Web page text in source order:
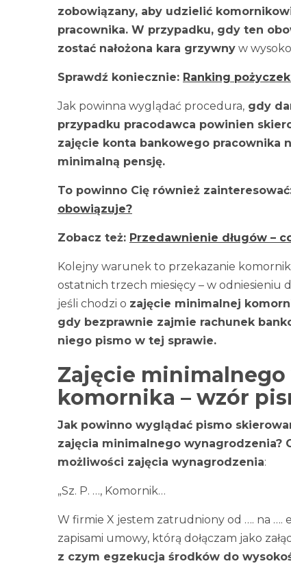
zobowiązany, aby udzielić
pracownika. W przypadku, gdy ten
zostać nałożona kara grzywny w
Sprawdź koniecznie: Ranking
Jak powinna wyglądać procedura, gdy
przypadku pracodawca powinien
zajęcie konta bankowego pracownika
minimalną pensję.
To powinno Cię również
obowiązuje?
Zobacz też: Przedawnienie długów –
Kolejny warunek to przekazanie
ostatnich trzech miesięcy – w odniesieniu
jeśli chodzi o zajęcie minimalnej
gdy bezprawnie zajmie rachunek
niego pismo w tej sprawie.
Zajęcie
komornika – wzór
Jak powinno wyglądać pismo
zajęcia minimalnego wynagrodzenia?
możliwości zajęcia wynagrodzenia:
„Sz. P. …, Komornik…
W firmie X jestem zatrudniony od …. na ….
zapisami umowy, którą dołączam jako
z czym egzekucja środków do